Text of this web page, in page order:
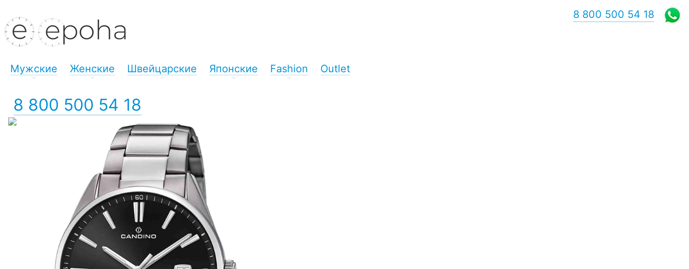
Мужские Женские Швейцарские Японские Fashion Outlet
8 800 500 54 18
8 800 500 54 18